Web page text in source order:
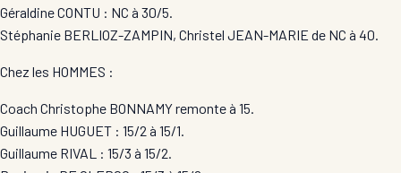
Géraldine CONTU : NC à 30/5.
Stéphanie BERLIOZ-ZAMPIN, Christel JEAN-MARIE de NC à 40.
Chez les HOMMES :
Coach Christophe BONNAMY remonte à 15.
Guillaume HUGUET : 15/2 à 15/1.
Guillaume RIVAL : 15/3 à 15/2.